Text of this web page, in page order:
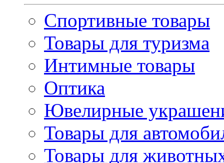
Спортивные товары
Товары для туризма
Интимные товары
Оптика
Ювелирные
Товары для
Товары для